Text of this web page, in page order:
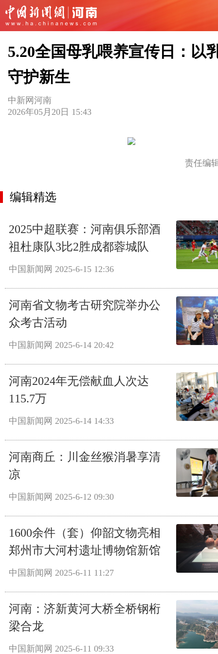
5.20全国母乳喂养宣传日：以
守护新生
中新网河南
2026年05月20日 15:43
责任编
编辑精选
2025中超联赛：河南俱乐部酒
祖杜康队3比2胜成都蓉城队
中国新闻网 2025-6-15 12:36
河南省文物考古研究院举办公
众考古活动
中国新闻网 2025-6-14 20:42
河南2024年无偿献血人次达
115.7万
中国新闻网 2025-6-14 14:33
河南商丘：川金丝猴消暑享清
凉
中国新闻网 2025-6-12 09:30
1600余件（套）仰韶文物亮相
郑州市大河村遗址博物馆新馆
中国新闻网 2025-6-11 11:27
河南：济新黄河大桥全桥钢桁
梁合龙
中国新闻网 2025-6-11 09:33